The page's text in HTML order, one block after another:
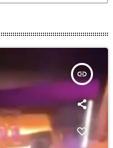
insert_link